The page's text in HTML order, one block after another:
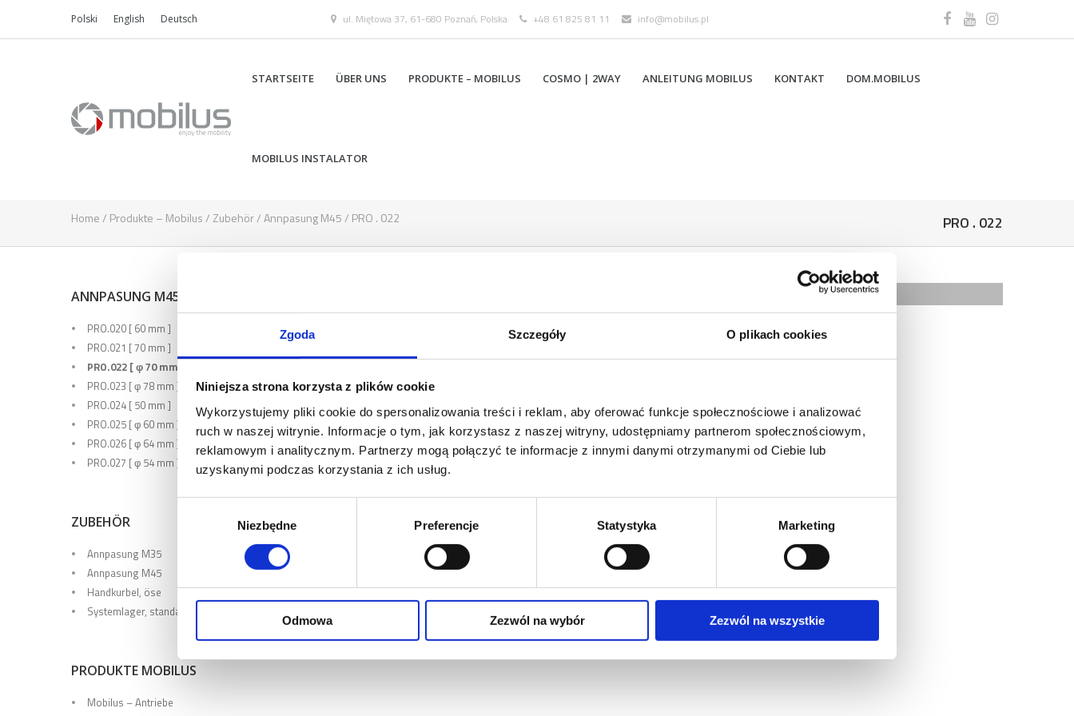
Zgoda Szczegóły O plikach cookies
Niniejsza strona korzysta z plików cookie
Wykorzystujemy pliki cookie do spersonalizowania treści i reklam, aby oferować funkcje społecznościowe i analizować
ruch w naszej witrynie. Informacje o tym, jak korzystasz z naszej witryny, udostępniamy partnerom społecznościowym,
reklamowym i analitycznym. Partnerzy mogą połączyć te informacje z innymi danymi otrzymanymi od Ciebie lub
uzyskanymi podczas korzystania z ich usług.
Niezbędne Preferencje Statystyka Marketing
Odmowa Zezwól na wybór Zezwól na wszystkie
Polski English Deutsch ul. Miętowa 37, 61-680 Poznań, Polska +48 61 825 81 11 info@mobilus.pl
STARTSEITE ÜBER UNS PRODUKTE – MOBILUS COSMO | 2WAY ANLEITUNG MOBILUS KONTAKT DOM.MOBILUS
MOBILUS INSTALATOR
PRO . 022
Home/ Produkte – Mobilus/ Zubehör/Annpasung M45/ PRO . 022
BESCHREIBUNG
ANNPASUNG M45
PRO.020 [ 60 mm ]
PRO.021 [ 70 mm ]
PRO.022 [ φ 70 mm ]
PRO.023 [ φ 78 mm ]
PRO.024 [ 50 mm ]
PRO.025 [ φ 60 mm ]
PRO.026 [ φ 64 mm ]
PRO.027 [ φ 54 mm ]
ZUBEHÖR
Annpasung M35
Annpasung M45
Handkurbel, öse
Systemlager, standardlager
PRODUKTE MOBILUS
Mobilus – Antriebe